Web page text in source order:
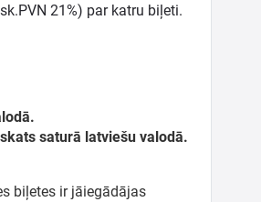
21%) par katru biļeti.
saturā latviešu valodā.
biļetes ir jāiegādājas